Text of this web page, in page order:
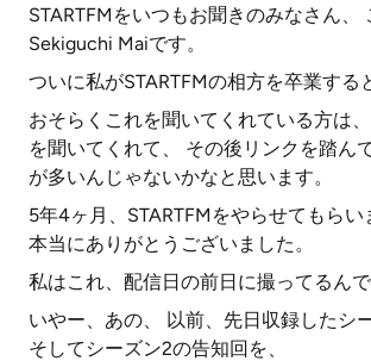
STARTFMをいつもお聞きのみなさん、
Sekiguchi Maiです。
ついに私がSTARTFMの相方を卒業する
おそらくこれを聞いてくれている方は
を聞いてくれて、 その後リンクを踏ん
が多いんじゃないかなと思います。
5年4ヶ月、STARTFMをやらせてもらい
本当にありがとうございました。
私はこれ、配信日の前日に撮ってるんで
いやー、あの、 以前、先日収録したシ
そしてシーズン2の告知回を、